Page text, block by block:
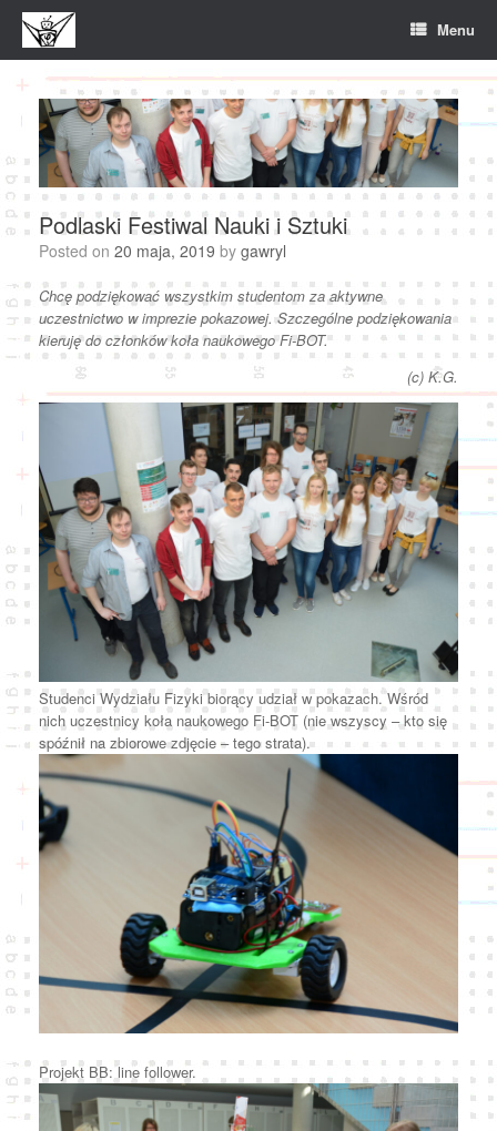
Skip
content
Menu
Podlaski Festiwal Nauki i Sztuki
Posted on 20 maja, 2019 by gawryl
Chcę podziękować wszystkim studentom za aktywne
uczestnictwo w imprezie pokazowej. Szczególne podziękowania
kieruję do członków koła naukowego Fi-BOT.
(c) K.G.
Studenci Wydziału Fizyki biorący udział w pokazach. Wśród
nich uczestnicy koła naukowego Fi-BOT (nie wszyscy – kto się
spóźnił na zbiorowe zdjęcie – tego strata).
Projekt BB: line follower.